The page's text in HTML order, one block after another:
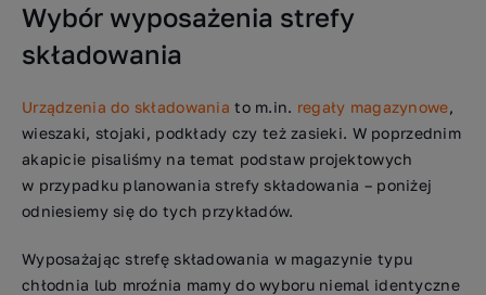
Wybór wyposażenia strefy
składowania
Urządzenia do składowania to m.in. regały magazynowe,
wieszaki, stojaki, podkłady czy też zasieki. W poprzednim
akapicie pisaliśmy na temat podstaw projektowych
w przypadku planowania strefy składowania – poniżej
odniesiemy się do tych przykładów.
Wyposażając strefę składowania w magazynie typu
chłodnia lub mroźnia mamy do wyboru niemal identyczne